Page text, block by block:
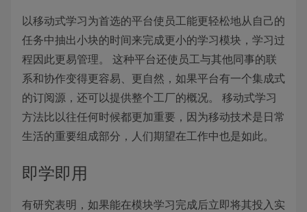
以移动式学习为首选的平台使员工能更轻松地从自己的
任务中抽出小块的时间来完成更小的学习模块，学习过
程因此更易管理。 这种平台还使员工与其他同事的联
系和协作变得更容易、更自然，如果平台有一个集成式
的订阅源，还可以提供整个工厂的概况。 移动式学习
方法比以往任何时候都更加重要，因为移动技术是日常
生活的重要组成部分，人们期望在工作中也是如此。
即学即用
有研究表明，如果能在模块学习完成后立即将其投入实